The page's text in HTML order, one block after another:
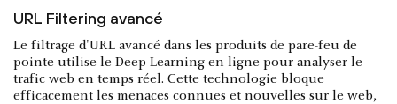
URL Filtering avancé
Le filtrage d'URL avancé dans les produits de pare-feu de
pointe utilise le Deep Learning en ligne pour analyser le
trafic web en temps réel. Cette technologie bloque
efficacement les menaces connues et nouvelles sur le web,